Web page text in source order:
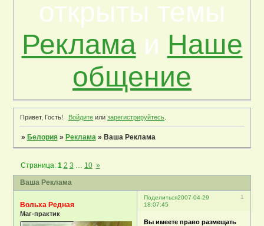
открыты темы
Рекламаи Наше
общение
Привет, Гость! Войдитеили зарегистрируйтесь.
» Белория » Реклама » Ваша Реклама
Ваша Реклама
Страница: 1 2 3 … 10 »
Поделиться 1
2007-04-29
18:07:45
Вольха Редная
Маг-практик
Вы имеете право размещать